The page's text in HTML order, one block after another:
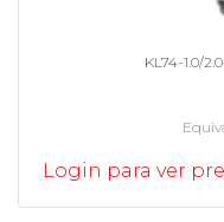
KL74-1.0/
Login para ver